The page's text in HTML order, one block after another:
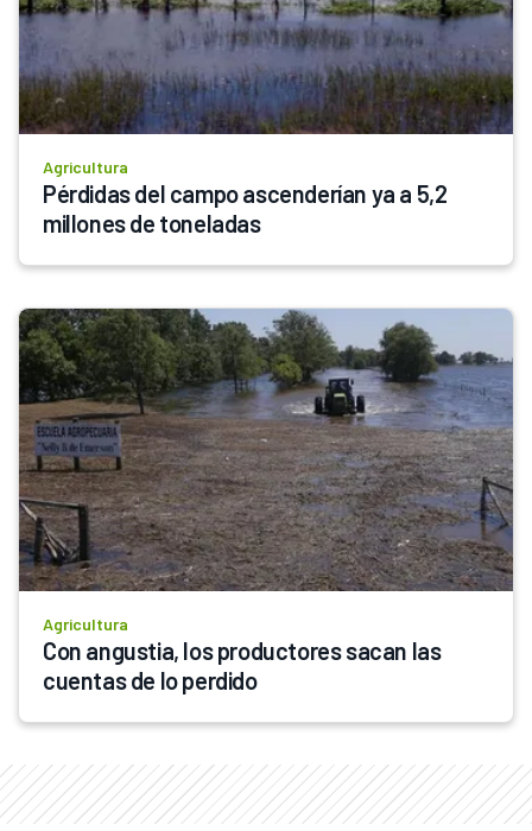
Agricultura
Pérdidas del campo ascenderían ya a 5,2
millones de toneladas
Agricultura
Con angustia, los productores sacan las
cuentas de lo perdido